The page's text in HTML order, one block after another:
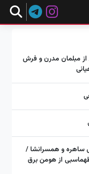
از مبلمان مدرن و فرش
ساهره و همسرانشا /
از هومن برق